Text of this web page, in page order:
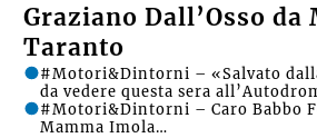
Graziano Dall’Osso da
Taranto
#Motori&Dintorni – «Salvato
da vedere questa sera
#Motori&Dintorni – Caro Babbo
Mamma Imola…